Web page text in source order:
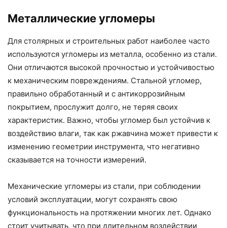
Металлические угломеры
Для столярных и строительных работ наиболее часто
используются угломеры из металла, особенно из стали.
Они отличаются высокой прочностью и устойчивостью
к механическим повреждениям. Стальной угломер,
правильно обработанный и с антикоррозийным
покрытием, прослужит долго, не теряя своих
характеристик. Важно, чтобы угломер был устойчив к
воздействию влаги, так как ржавчина может привести к
изменению геометрии инструмента, что негативно
сказывается на точности измерений.
Механические угломеры из стали, при соблюдении
условий эксплуатации, могут сохранять свою
функциональность на протяжении многих лет. Однако
стоит учитывать, что при длительном воздействии